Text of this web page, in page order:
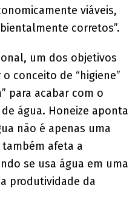
viáveis,
corretos”.
um dos objetivos
conceito de “higiene”
para acabar com o
água. Honeize aponta
não é apenas uma
afeta a
se usa água em uma
produtividade da